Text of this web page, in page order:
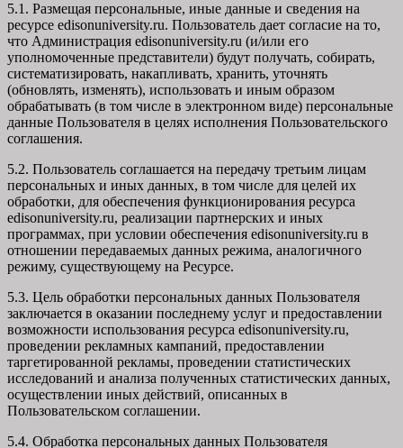
5.1. Размещая персональные, иные данные и сведения на
ресурсе edisonuniversity.ru. Пользователь дает согласие на то,
что Администрация edisonuniversity.ru (и/или его
уполномоченные представители) будут получать, собирать,
систематизировать, накапливать, хранить, уточнять
(обновлять, изменять), использовать и иным образом
обрабатывать (в том числе в электронном виде) персональные
данные Пользователя в целях исполнения Пользовательского
соглашения.
5.2. Пользователь соглашается на передачу третьим лицам
персональных и иных данных, в том числе для целей их
обработки, для обеспечения функционирования ресурса
edisonuniversity.ru, реализации партнерских и иных
программах, при условии обеспечения edisonuniversity.ru в
отношении передаваемых данных режима, аналогичного
режиму, существующему на Ресурсе.
5.3. Цель обработки персональных данных Пользователя
заключается в оказании последнему услуг и предоставлении
возможности использования ресурса edisonuniversity.ru,
проведении рекламных кампаний, предоставлении
таргетированной рекламы, проведении статистических
исследований и анализа полученных статистических данных,
осуществлении иных действий, описанных в
Пользовательском соглашении.
5.4. Обработка персональных данных Пользователя